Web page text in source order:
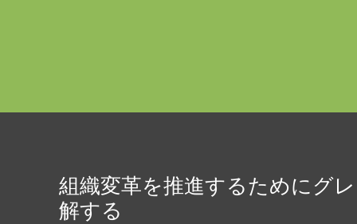
組織変革を推進するためにグ
解する